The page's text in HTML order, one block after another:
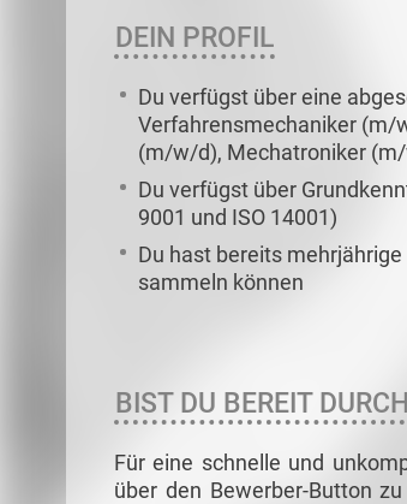
DEIN PROFIL
Du verfügst über eine
Verfahrensmechaniker (m/
(m/w/d), Mechatroniker
Du verfügst über
9001 und ISO 14001)
Du hast bereits
sammeln können
BIST DU BEREIT
Für eine schnelle und
über den Bewerber-Button